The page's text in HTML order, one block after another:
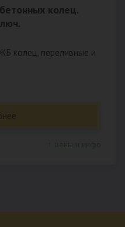
колец.
колец, переливные и